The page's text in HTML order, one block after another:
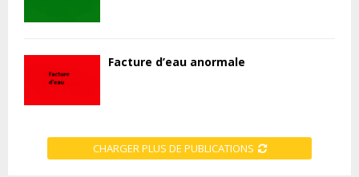
Facture d’eau anormale
CHARGER PLUS DE PUBLICATIONS